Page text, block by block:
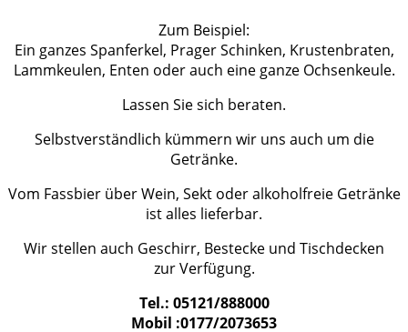
Zum Beispiel:
Ein ganzes Spanferkel, Prager Schinken, Krustenbraten,
Lammkeulen, Enten oder auch eine ganze Ochsenkeule.
Lassen Sie sich beraten.
Selbstverständlich kümmern wir uns auch um die
Getränke.
Vom Fassbier über Wein, Sekt oder alkoholfreie Getränke
ist alles lieferbar.
Wir stellen auch Geschirr, Bestecke und Tischdecken
zur Verfügung.
Tel.: 05121/888000
Mobil :0177/2073653